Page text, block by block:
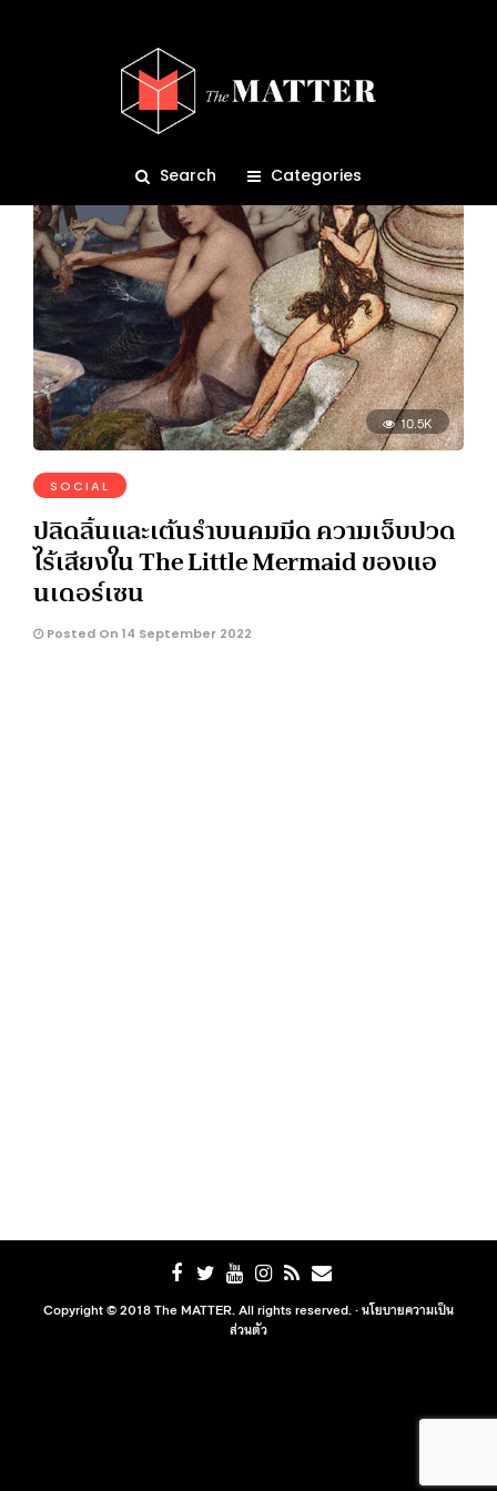
Search Categories
Andersen
10.5K
SOCIAL
ปลิดลิ้นและเต้นรำบนคมมีด ความเจ็บปวด
ไร้เสียงใน The Little Mermaid ของแอ
นเดอร์เซน
Posted On 14 September 2022
Copyright © 2018 The MATTER. All rights reserved. ·นโยบายความเป็น
ส่วนตัว